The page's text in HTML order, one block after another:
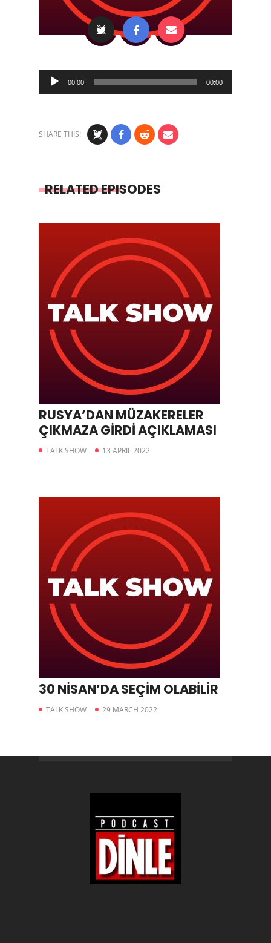
Audio
Player
00:00 00:00
SHARE THIS!
RELATED EPISODES
RUSYA’DAN MÜZAKERELER
ÇIKMAZA GİRDİ AÇIKLAMASI
TALK SHOW 13 APRIL 2022
30 NİSAN’DA SEÇİM OLABİLİR
TALK SHOW 29 MARCH 2022